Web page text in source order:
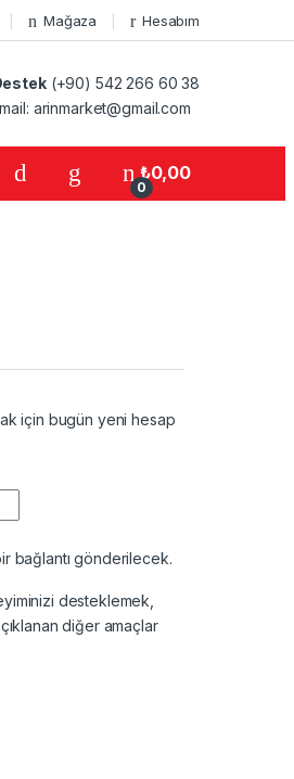
Mağaza Hesabım
(+90) 542 266 60 38
arinmarket@gmail.com
0
₺0,00
için bugün yeni hesap
bağlantı gönderilecek.
desteklemek,
diğer amaçlar